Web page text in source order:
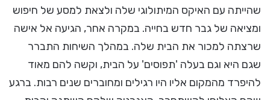
שהייתה עם האיקס המיתולוגי שלה ולצאת למסע של חיפוש
ומציאה של גבר חדש בחייה. במקרה אחר, הגיעה אל אישה
שרצתה למכור את הבית שלה. במהלך השיחות התברר
שגם היא וגם בעלה 'תפוסים' על הבית, וקשה להם מאוד
להיפרד מהמקום אליו היו רגילים ומחוברים שנים רבות. ברגע